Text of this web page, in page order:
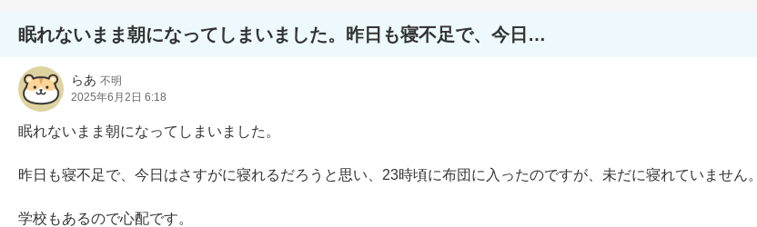
眠れないまま朝になってしまいました。昨日も寝不足で、今日…
らあ 不明
2025年6月2日 6:18
眠れないまま朝になってしまいました。
昨日も寝不足で、今日はさすがに寝れるだろうと思い、23時頃に布団に入ったのですが、未だに寝れていません。
学校もあるので心配です。